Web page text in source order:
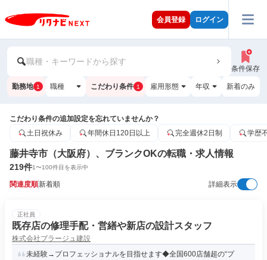
会員登録 ログイン
職種・キーワードから探す
条件保存
勤務地 1 職種 こだわり条件 1 雇用形態 年収 新着のみ
こだわり条件の追加設定を忘れていませんか？
土日祝休み
年間休日120日以上 完全週休2日制 学歴
藤井寺市（大阪府）、ブランクOKの転職・求人情報
219件1〜100件目を表示中
関連度順新着順 詳細表示
正社員
既存店の修理手配・営繕や新店の設計スタッフ
株式会社プラージュ建設
未経験→プロフェッショナルを目指せます◆全国600店舗超の“プ